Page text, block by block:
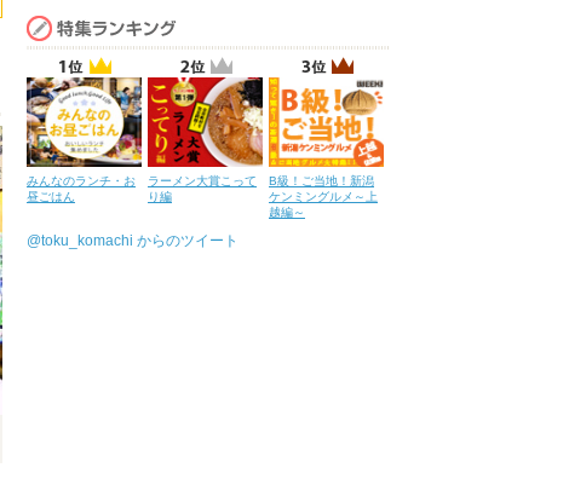
みんなのランチ・お
昼ごはん
ラーメン大賞こって
り編
B級！ご当地！新潟
ケンミングルメ～上
越編～
@toku_komachi からのツイート